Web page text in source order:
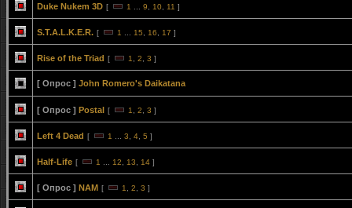
Duke Nukem 3D [ 1 9 10 11 ]
S.T.A.L.K.E.R. [ 1 15 16 17 ]
Rise of the Triad [ 1 2 3 ]
[ Опрос ] John Romero's Daikatana
[ Опрос ] Postal [ 1 2 3 ]
Left 4 Dead [ 1 3 4 5 ]
Half-Life [ 1 12 13 14 ]
[ Опрос ] NAM [ 1 2 3 ]